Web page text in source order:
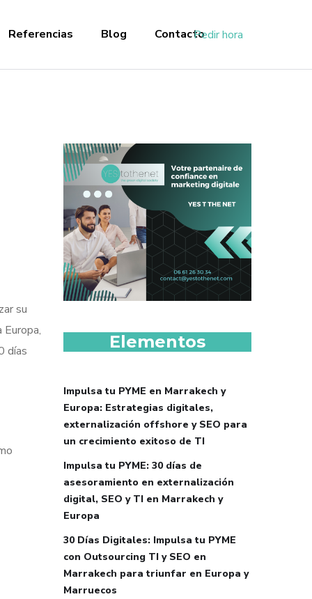
Referencias Blog ContactoPedir hora
su
días
Elementos
Impulsa tu PYME en Marrakech y
Europa: Estrategias digitales,
externalización offshore y SEO para
un crecimiento exitoso de TI
Impulsa tu PYME: 30 días de
asesoramiento en externalización
digital, SEO y TI en Marrakech y
Europa
30 Días Digitales: Impulsa tu PYME
con Outsourcing TI y SEO en
Marrakech para triunfar en Europa y
Marruecos